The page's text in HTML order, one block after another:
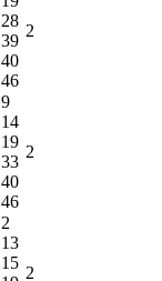
28
39
40
46
2
9
14
19
33
40
46
2
2
13
15
2